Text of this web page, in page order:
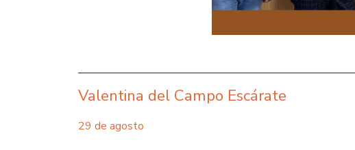
Valentina del Campo Escárate
29 de agosto